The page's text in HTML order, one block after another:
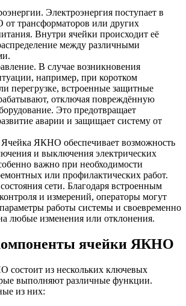
Электроэнергия поступает в
трансформаторов или других
Внутри ячейки происходит её
между различными
В случае возникновения
например, при коротком
перегрузке, встроенные защитные
отключая повреждённую
Это предотвращает
аварии и защищает систему от
ЯКНО обеспечивает возможность
и выключения электрических
важно при необходимости
или профилактических работ.
сети. Благодаря встроенным
и измерений, операторы могут
работы системы и своевременно
любые изменения или отклонения.
ячейки ЯКНО
состоит из нескольких ключевых
выполняют различные функции.
из них: